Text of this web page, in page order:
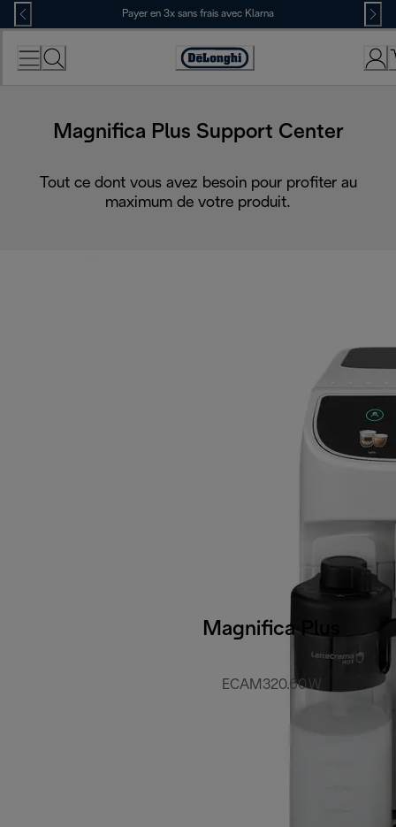
Skip
to
Content
Payer en 3x sans frais avec Klarna
Déclaration
Magnifica Plus Support Center
Tout ce dont vous avez besoin pour profiter au
maximum de votre produit.
Magnifica Plus
ECAM320.60.W